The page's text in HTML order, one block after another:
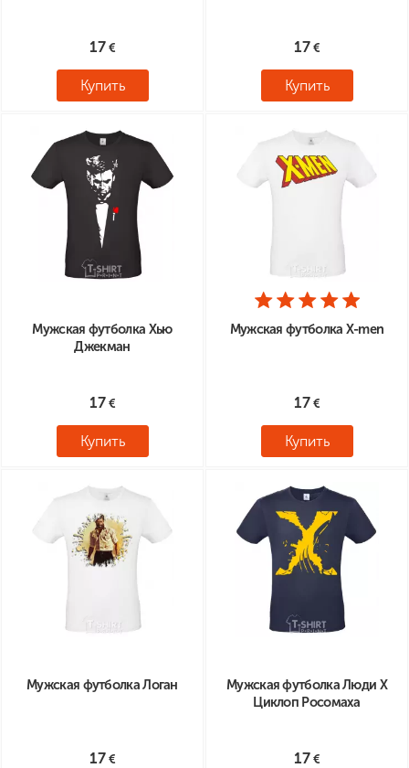
17
Купить
17
Купить
Мужская футболка Хью
Джекман
17
Купить
Мужская футболка X-men
17
Купить
Мужская футболка Логан
17
Мужская футболка Люди Х
Циклоп Росомаха
17